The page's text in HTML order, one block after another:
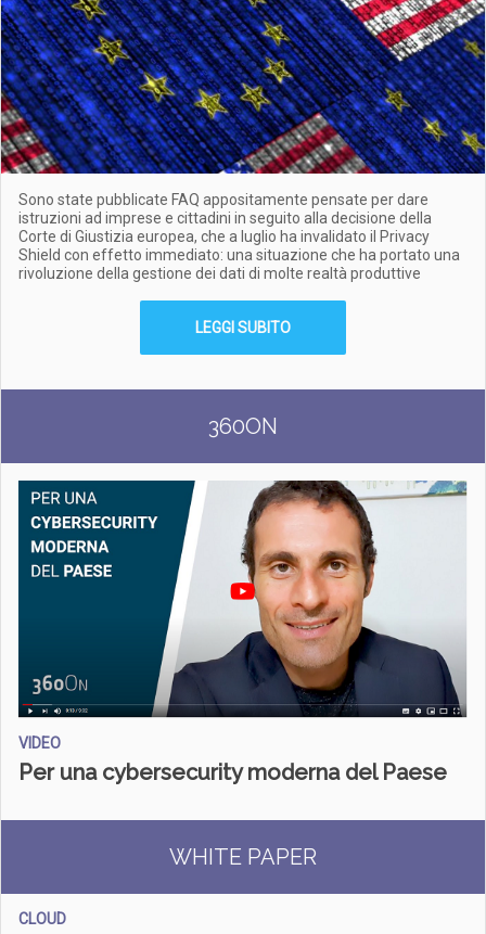
Sono state pubblicate FAQ appositamente pensate per dare
istruzioni ad imprese e cittadini in seguito alla decisione della
Corte di Giustizia europea, che a luglio ha invalidato il Privacy
Shield con effetto immediato: una situazione che ha portato una
rivoluzione della gestione dei dati di molte realtà produttive
LEGGI SUBITO
360ON
VIDEO
Per una cybersecurity moderna del Paese
WHITE PAPER
CLOUD